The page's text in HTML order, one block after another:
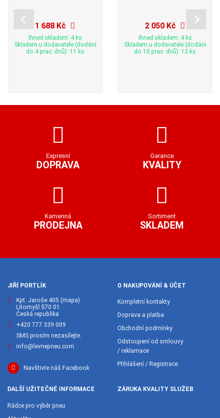
1 688 Kč
Ihned skladem: 4 ks
Skladem u dodavatele (dodání
do 4 prac. dnů): 11 ks
2 050 Kč
Ihned skladem: 4 ks
Skladem u dodavatele (dodání
do 10 prac. dnů): 12 ks
Expresní
DOPRAVA
Garance
KVALITY
Kamenná
PRODEJNA
Sortiment
SKLADEM
JIŘÍ PORTLÍK
Kpt. Jaroše 405 (mapa)
Litomyšl 570 01
Česká republika
+420 777 339 009
SMS prosím nezasílejte.
info@levnepneu.com
Navštivte náš Facebook
O NAKUPOVÁNÍ & ÚČET
Kompletní kontakty
Doprava a platba
Obchodní podmínky
Odstoupení od smlouvy
/ reklamace
Přihlášení / Registrace
DALŠÍ UŽITEČNÉ INFORMACE
Rádce pro výběr pneu
ZÁRUKA KVALITY SLUŽEB